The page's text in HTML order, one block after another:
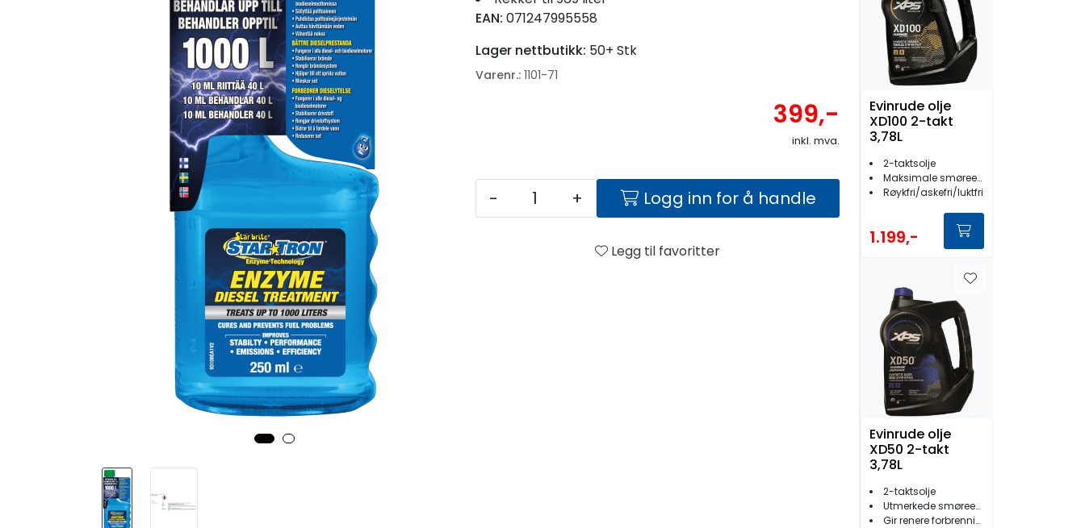
EAN: 071247995558
Lager nettbutikk: 50+ Stk
Varenr.: 1101-71
399,-
inkl. mva.
- + Logg inn for å handle
Legg til favoritter
Evinrude olje
XD100 2-takt
3,78L
2-taktsolje
Maksimale smøreegenskaper
Røykfri/askefri/luktfri
1.199,-
Evinrude olje
XD50 2-takt
3,78L
2-taktsolje
Utmerkede smøreegenskaper
Gir renere forbrenning